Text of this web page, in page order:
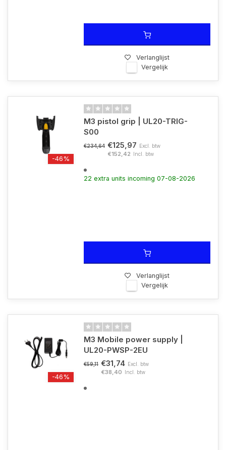
Verlanglijst
Vergelijk
-46%
M3 pistol grip | UL20-TRIG-
S00
€234,64 €125,97 Excl. btw
€152,42 Incl. btw
22 extra units incoming 07-08-2026
Verlanglijst
Vergelijk
-46%
M3 Mobile power supply |
UL20-PWSP-2EU
€59,11 €31,74 Excl. btw
€38,40 Incl. btw